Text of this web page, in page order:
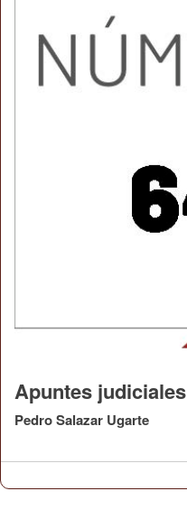
Apuntes judiciales
Pedro Salazar Ugarte